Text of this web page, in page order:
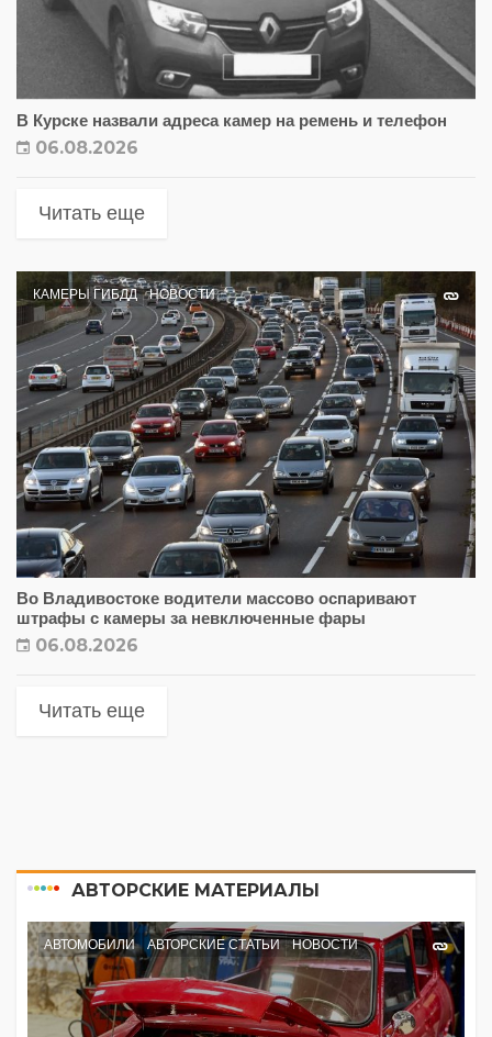
В Курске назвали адреса камер на ремень и телефон
06.08.2026
Читать еще
КАМЕРЫ ГИБДД НОВОСТИ
Во Владивостоке водители массово оспаривают
штрафы с камеры за невключенные фары
06.08.2026
Читать еще
АВТОРСКИЕ МАТЕРИАЛЫ
АВТОМОБИЛИ АВТОРСКИЕ СТАТЬИ НОВОСТИ